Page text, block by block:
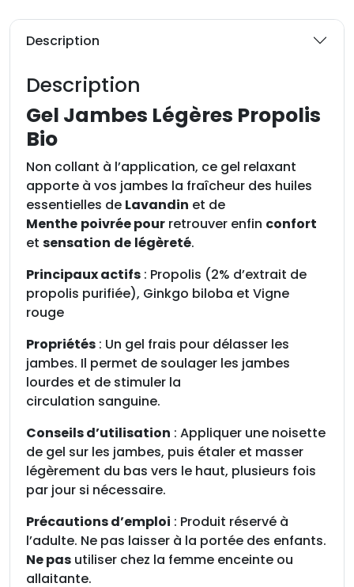
Description
Description
Gel Jambes Légères Propolis
Bio
Non collant à l’application, ce gel relaxant
apporte à vos jambes la fraîcheur des huiles
essentielles de Lavandin et de
Menthe poivrée pour retrouver enfin confort
et sensation de légèreté.
Principaux actifs : Propolis (2% d’extrait de
propolis purifiée), Ginkgo biloba et Vigne
rouge
Propriétés : Un gel frais pour délasser les
jambes. Il permet de soulager les jambes
lourdes et de stimuler la
circulation sanguine.
Conseils d’utilisation : Appliquer une noisette
de gel sur les jambes, puis étaler et masser
légèrement du bas vers le haut, plusieurs fois
par jour si nécessaire.
Précautions d’emploi : Produit réservé à
l’adulte. Ne pas laisser à la portée des enfants.
Ne pas utiliser chez la femme enceinte ou
allaitante.